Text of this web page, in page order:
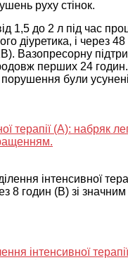
руху стінок.
1,5 до 2 л під час
діуретика, і через
Вазопресорну
перших 24
порушення були
інтенсивної
8 годин (В) зі